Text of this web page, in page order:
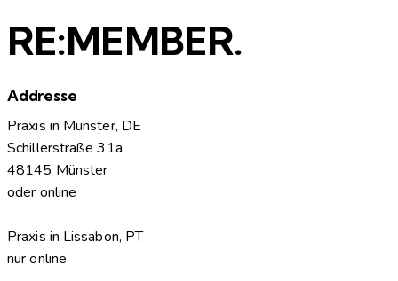
RE:MEMBER.
Addresse
Praxis in Münster, DE
Schillerstraße 31a
48145 Münster
oder online
Praxis in Lissabon, PT
nur online